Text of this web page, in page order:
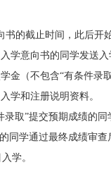
书的截止时间，此后开
学意向书的同学发送
金（不包含“有条件录
学和注册说明资料。
录取”提交预期成绩的
同学通过最终成绩审
学。